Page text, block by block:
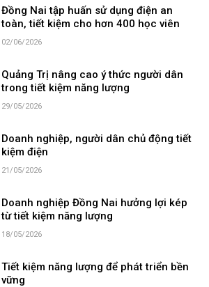
Đồng Nai tập huấn sử dụng điện an
toàn, tiết kiệm cho hơn 400 học viên
02/06/2026
Quảng Trị nâng cao ý thức người dân
trong tiết kiệm năng lượng
29/05/2026
Doanh nghiệp, người dân chủ động tiết
kiệm điện
21/05/2026
Doanh nghiệp Đồng Nai hưởng lợi kép
từ tiết kiệm năng lượng
18/05/2026
Tiết kiệm năng lượng để phát triển bền
vững